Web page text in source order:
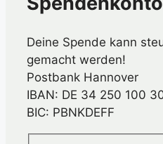
Deine Spende kann
gemacht werden!
Postbank Hannover
IBAN: DE 34 250 100
BIC: PBNKDEFF